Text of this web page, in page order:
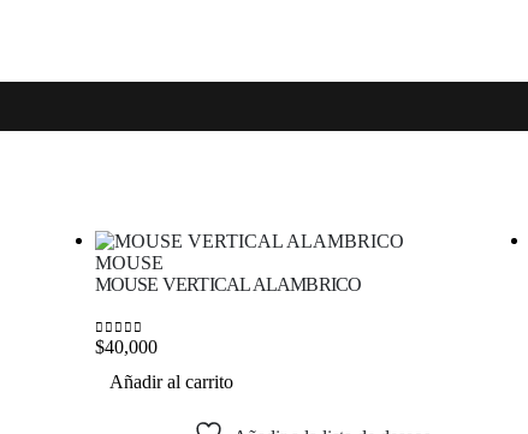
MOUSE
MOUSE VERTICAL ALAMBRICO
0out of 5
$40,000
Añadir al carrito